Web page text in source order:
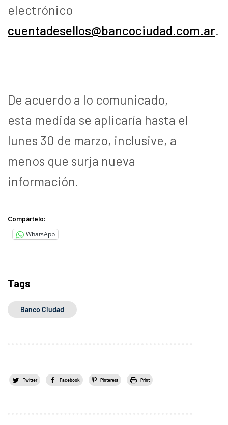
electrónico
cuentadesellos@bancociudad.com.ar.
De acuerdo a lo comunicado,
esta medida se aplicaría hasta el
lunes 30 de marzo, inclusive, a
menos que surja nueva
información.
Compártelo:
WhatsApp
Tags
Banco Ciudad
Twitter Facebook Pinterest Print